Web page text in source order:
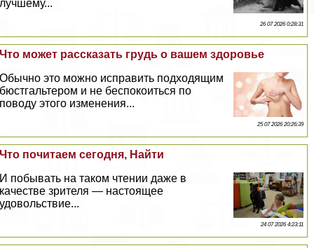
лучшему...
26 07 2026 0:28:31
Что может рассказать гpyдь о вашем здоровье
Обычно это можно исправить подходящим
бюcтгальтером и не беспокоиться по
поводу этого изменения...
25 07 2026 20:26:39
Что почитаем сегодня, Найти
И побывать на таком чтении даже в
качестве зрителя — настоящее
удовольствие...
24 07 2026 4:23:11